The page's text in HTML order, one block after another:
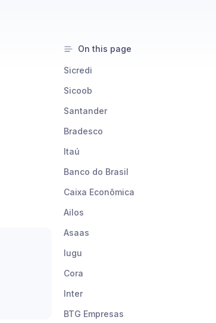
On this page
Sicredi
Sicoob
Santander
Bradesco
Itaú
Banco do Brasil
Caixa Econômica
Ailos
Asaas
Iugu
Cora
Inter
BTG Empresas